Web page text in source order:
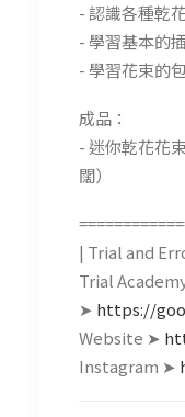
- 認識各種乾
- 學習基本的
- 學習花束的
成品：
- 迷你乾花花
闊）
| Trial and
Trial
➤ https://
Website ➤
Instagram ➤